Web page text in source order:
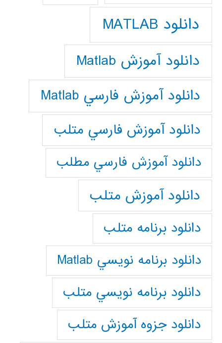
دانلود MATLAB
دانلود آموزش Matlab
دانلود آموزش فارسي Matlab
دانلود آموزش فارسي متلب
دانلود آموزش فارسي مطلب
دانلود آموزش متلب
دانلود برنامه متلب
دانلود برنامه نويسي Matlab
دانلود برنامه نويسي متلب
دانلود جزوه آموزش متلب